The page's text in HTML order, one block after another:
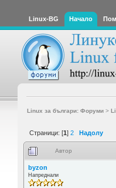
Linux-BG Начало
Linux за българи: Форуми>
Страници: [1] 2 Надолу
Автор
byzon
Напреднали